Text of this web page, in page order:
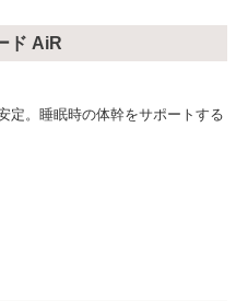
ド AiR
定。睡眠時の体幹をサポートする